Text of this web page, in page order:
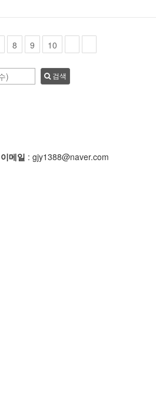
8 9 10
검색
이메일 : gjy1388@naver.com